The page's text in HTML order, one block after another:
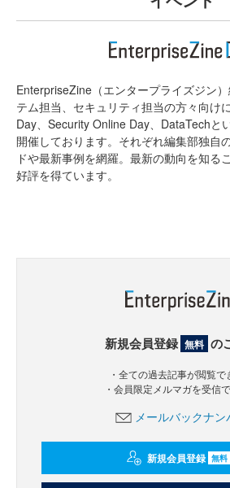
EnterpriseZine（エンタープライズジン
テム担当、セキュリティ担当の方々向け
Day、Security Online Day、DataTechと
開催しております。それぞれ編集部独自
ドや最新事例を網羅。最新の動向を知る
好評を得ています。
新規会員登録 無料 の
・全ての過去記事が閲覧で
・会員限定メルマガを受信
メールバックナン
新規会員登録 無料